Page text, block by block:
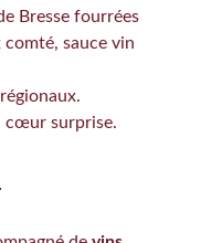
Bresse fourrées
sauce vin
cœur surprise.